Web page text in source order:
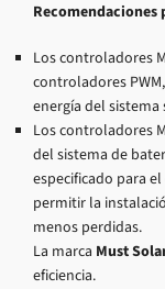
Recomendaciones
Los controladores
controladores
energía del
Los controladores
del sistema de
especificado para
permitir la
menos perdidas.
La marca Must
eficiencia.